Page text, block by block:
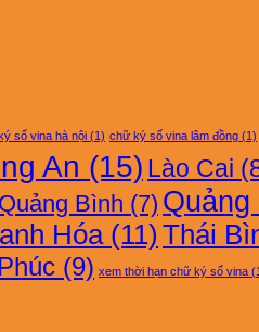
số vina hà nội (1) chữ ký số vina lâm đồng (1)
An (15) Lào Cai
Quảng Bình (7) Quảng
Hóa(11) Thái
(9) xem thời hạn chữ ký số vina